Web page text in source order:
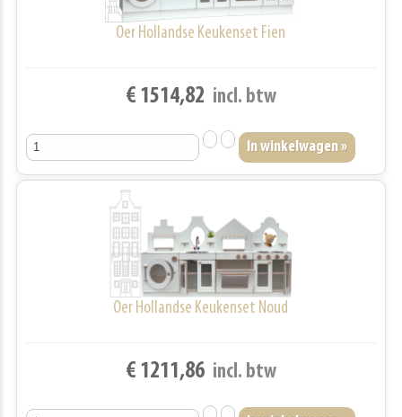
Oer Hollandse Keukenset Fien
€ 1514,82 incl. btw
Oer Hollandse Keukenset Noud
€ 1211,86 incl. btw